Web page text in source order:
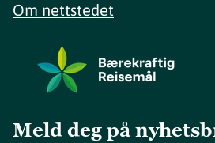
Om nettstedet
Meld deg på